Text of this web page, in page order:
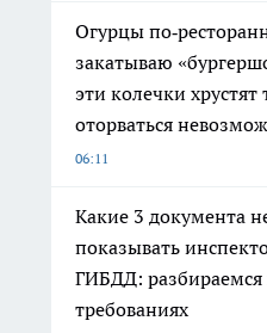
Огурцы
закатываю
эти колечки хрустят
оторваться
06:11
Какие 3 документа
показывать
ГИБДД: разбираемся
требованиях